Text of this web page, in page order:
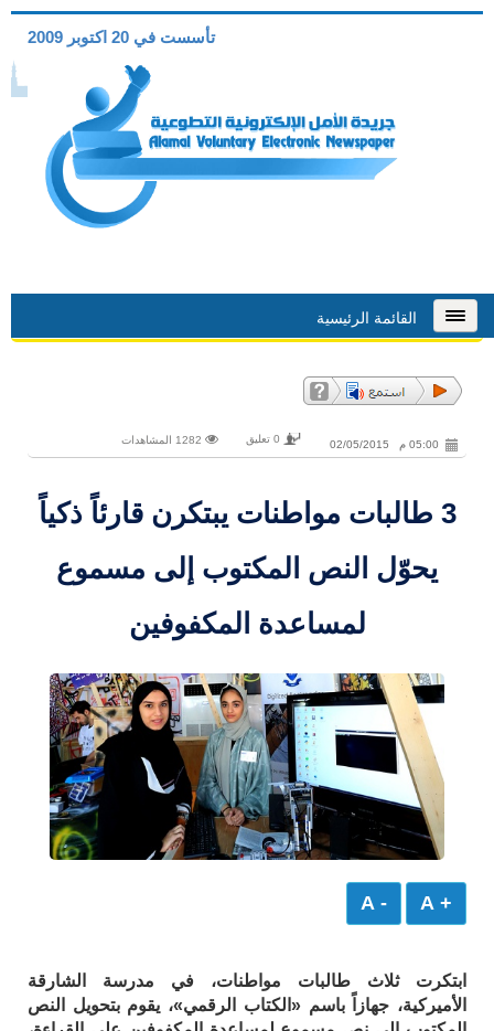
تأسست في 20 اكتوبر 2009
القائمة الرئيسية
05:00 م 02/05/2015 0 تعليق
3 طالبات مواطنات يبتكرن قارئاً ذكياً
يحوّل النص المكتوب إلى مسموع
لمساعدة المكفوفين
+ A
- A
ابتكرت ثلاث طالبات مواطنات، في مدرسة الشارقة
الأميركية، جهازاً باسم «الكتاب الرقمي»، يقوم بتحويل النص